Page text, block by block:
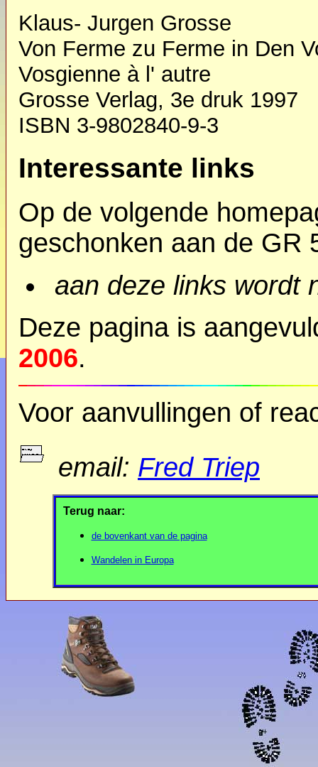
Klaus- Jurgen Grosse
Von Ferme zu Ferme in Den
Vosgienne à l' autre
Grosse Verlag, 3e druk 1997
ISBN 3-9802840-9-3
Interessante links
Op de volgende
geschonken aan de GR
aan deze links wordt
Deze pagina is
2006.
Voor aanvullingen of
email: Fred Triep
Terug naar:
de bovenkant van de pagina
Wandelen in Europa